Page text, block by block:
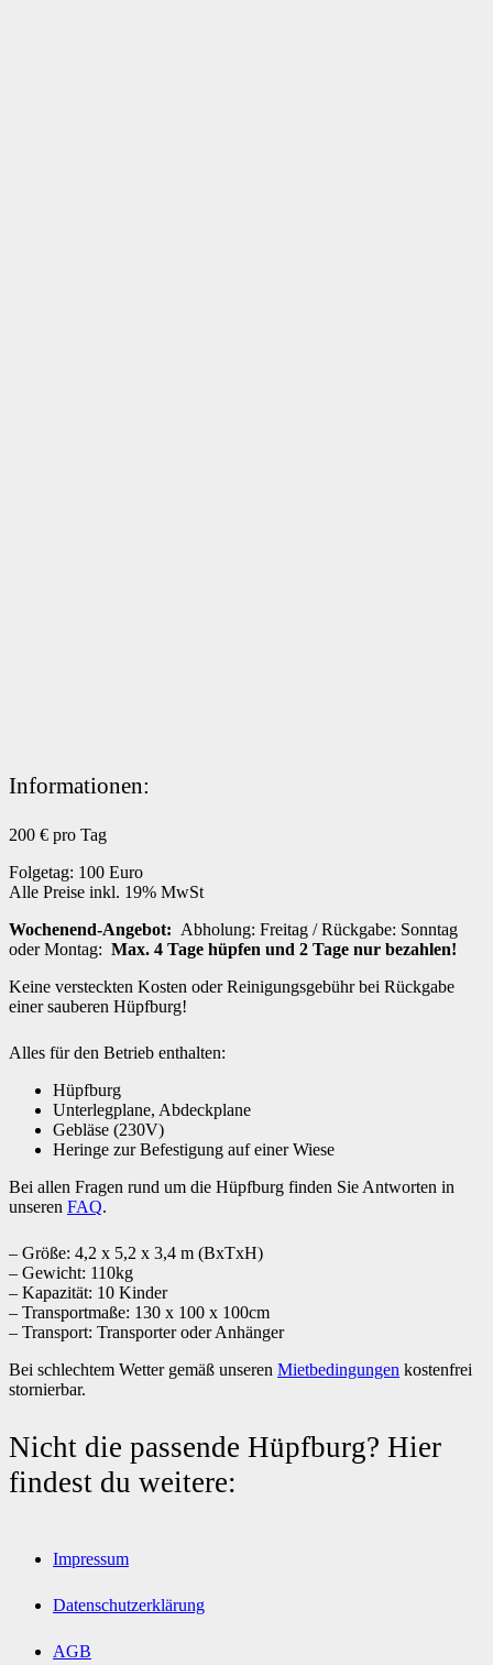
Informationen:
200 € pro Tag
Folgetag: 100 Euro
Alle Preise inkl. 19% MwSt
Wochenend-Angebot: Abholung: Freitag / Rückgabe: Sonntag
oder Montag: Max. 4 Tage hüpfen und 2 Tage nur bezahlen!
Keine versteckten Kosten oder Reinigungsgebühr bei Rückgabe
einer sauberen Hüpfburg!
Alles für den Betrieb enthalten:
Hüpfburg
Unterlegplane, Abdeckplane
Gebläse (230V)
Heringe zur Befestigung auf einer Wiese
Bei allen Fragen rund um die Hüpfburg finden Sie Antworten in
unseren FAQ.
– Größe: 4,2 x 5,2 x 3,4 m (BxTxH)
– Gewicht: 110kg
– Kapazität: 10 Kinder
– Transportmaße: 130 x 100 x 100cm
– Transport: Transporter oder Anhänger
Bei schlechtem Wetter gemäß unseren Mietbedingungen kostenfrei
stornierbar.
Nicht die passende Hüpfburg? Hier
findest du weitere:
Impressum
Datenschutzerklärung
AGB